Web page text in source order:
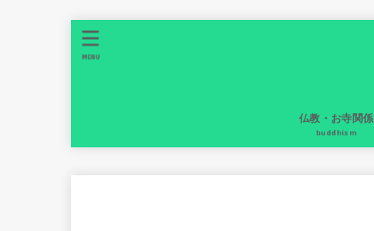
仏教・お寺関係
buddhism
MENU